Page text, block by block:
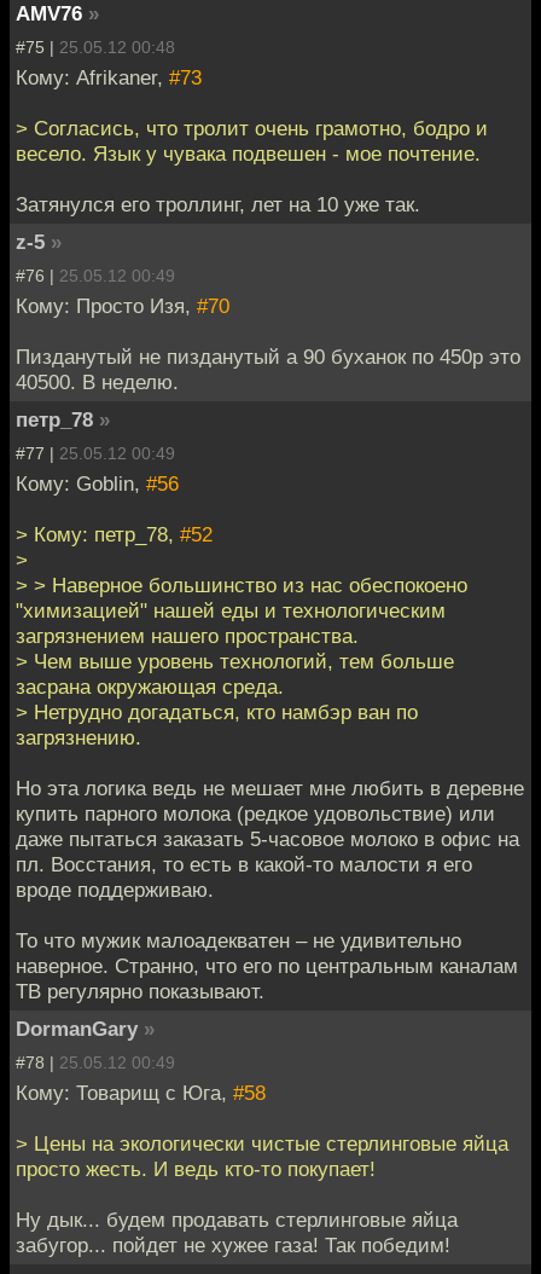
AMV76 »
#75 | 25.05.12 00:48
Кому: Afrikaner, #73
> Согласись, что тролит очень грамотно, бодро и
весело. Язык у чувака подвешен - мое почтение.
Затянулся его троллинг, лет на 10 уже так.
z-5 »
#76 | 25.05.12 00:49
Кому: Просто Изя, #70
Пизданутый не пизданутый а 90 буханок по 450р это
40500. В неделю.
петр_78 »
#77 | 25.05.12 00:49
Кому: Goblin, #56
> Кому: петр_78, #52
>
> > Наверное большинство из нас обеспокоено
"химизацией" нашей еды и технологическим
загрязнением нашего пространства.
> Чем выше уровень технологий, тем больше
засрана окружающая среда.
> Нетрудно догадаться, кто намбэр ван по
загрязнению.
Но эта логика ведь не мешает мне любить в деревне
купить парного молока (редкое удовольствие) или
даже пытаться заказать 5-часовое молоко в офис на
пл. Восстания, то есть в какой-то малости я его
вроде поддерживаю.
То что мужик малоадекватен – не удивительно
наверное. Странно, что его по центральным каналам
ТВ регулярно показывают.
DormanGary »
#78 | 25.05.12 00:49
Кому: Товарищ с Юга, #58
> Цены на экологически чистые стерлинговые яйца
просто жесть. И ведь кто-то покупает!
Ну дык... будем продавать стерлинговые яйца
забугор... пойдет не хужее газа! Так победим!